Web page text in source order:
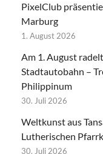
PixelClub
Marburg
1. August 2026
Am 1. August
Stadtautobahn –
Philippinum
30. Juli 2026
Weltkunst aus
Lutherischen
30. Juli 2026